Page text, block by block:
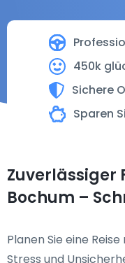
450k
Sichere
Sparen
Bochum –
Planen Sie eine
Stress und